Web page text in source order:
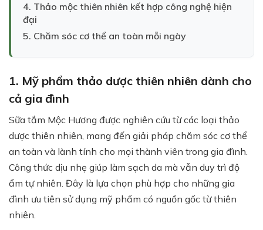
4. Thảo mộc thiên nhiên kết hợp công nghệ hiện
đại
5. Chăm sóc cơ thể an toàn mỗi ngày
1. Mỹ phẩm thảo dược thiên nhiên dành cho
cả gia đình
Sữa tắm Mộc Hương được nghiên cứu từ các loại thảo
dược thiên nhiên, mang đến giải pháp chăm sóc cơ thể
an toàn và lành tính cho mọi thành viên trong gia đình.
Công thức dịu nhẹ giúp làm sạch da mà vẫn duy trì độ
ẩm tự nhiên. Đây là lựa chọn phù hợp cho những gia
đình ưu tiên sử dụng mỹ phẩm có nguồn gốc từ thiên
nhiên.